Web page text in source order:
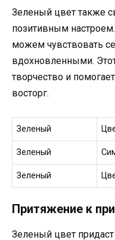
Зеленый цвет также
позитивным
можем чувствовать
вдохновленными.
творчество и
восторг.
Зеленый
Зеленый
Зеленый
Притяжение к
Зеленый цвет